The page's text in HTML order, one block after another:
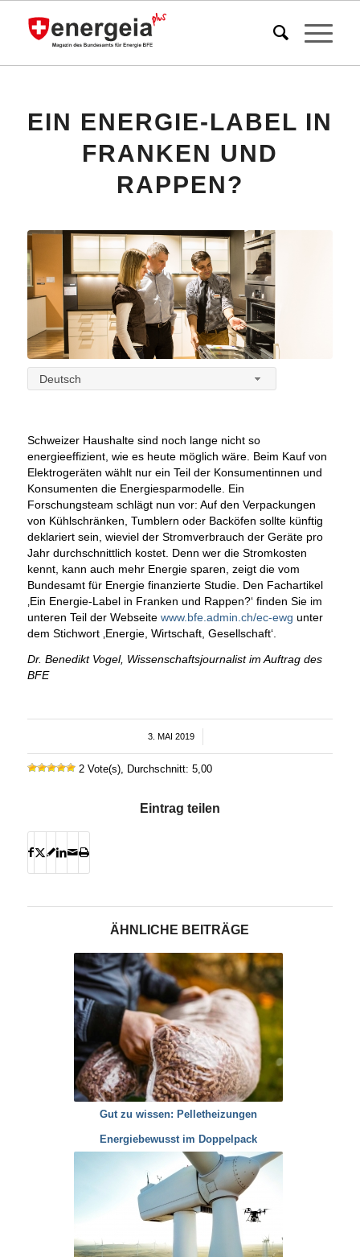
EIN ENERGIE-LABEL IN
FRANKEN UND
RAPPEN?
Deutsch
Schweizer Haushalte sind noch lange nicht so
energieeffizient, wie es heute möglich wäre. Beim Kauf von
Elektrogeräten wählt nur ein Teil der Konsumentinnen und
Konsumenten die Energiesparmodelle. Ein
Forschungsteam schlägt nun vor: Auf den Verpackungen
von Kühlschränken, Tumblern oder Backöfen sollte künftig
deklariert sein, wieviel der Stromverbrauch der Geräte pro
Jahr durchschnittlich kostet. Denn wer die Stromkosten
kennt, kann auch mehr Energie sparen, zeigt die vom
Bundesamt für Energie finanzierte Studie. Den Fachartikel
‚Ein Energie-Label in Franken und Rappen?‘ finden Sie im
unteren Teil der Webseite www.bfe.admin.ch/ec-ewg unter
dem Stichwort ‚Energie, Wirtschaft, Gesellschaft‘.
Dr. Benedikt Vogel, Wissenschaftsjournalist im Auftrag des
BFE
3. MAI 2019
/
2 Vote(s), Durchschnitt: 5,00
Eintrag teilen
ÄHNLICHE BEITRÄGE
Gut zu wissen: Pelletheizungen
Energiebewusst im Doppelpack